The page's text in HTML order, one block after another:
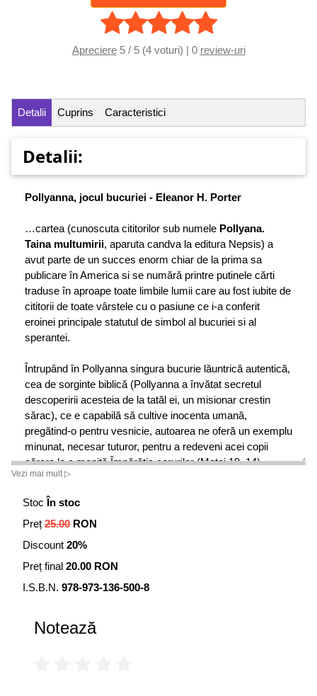
Apreciere5 / 5 (4 voturi) | 0 review-uri
Detalii Cuprins Caracteristici
Detalii:
Pollyanna, jocul bucuriei - Eleanor H. Porter
…cartea (cunoscuta cititorilor sub numele Pollyana.
Taina multumirii, aparuta candva la editura Nepsis) a
avut parte de un succes enorm chiar de la prima sa
publicare în America si se numără printre putinele cărti
traduse în aproape toate limbile lumii care au fost iubite de
cititorii de toate vârstele cu o pasiune ce i-a conferit
eroinei principale statutul de simbol al bucuriei si al
sperantei.
Întrupând în Pollyanna singura bucurie lăuntrică autentică,
cea de sorginte biblică (Pollyanna a învătat secretul
descoperirii acesteia de la tatăl ei, un misionar crestin
sărac), ce e capabilă să cultive inocenta umană,
pregătind-o pentru vesnicie, autoarea ne oferă un exemplu
minunat, necesar tuturor, pentru a redeveni acei copii
cărora le e menită Împărătia cerurilor (Matei 19, 14).
…………..
…cartea acesta am cunoscut-o în anul 1944. Aveam, pe
atunci, cincisprezece ani. Ea mi-a fost de mare folos, mai
Din ea am aflat că un crestin trebuie sa fie mereu
Vezi mai mult ▷
Stoc În stoc
Preț 25.00 RON
Discount 20%
Preț final 20.00 RON
I.S.B.N. 978-973-136-500-8
Notează